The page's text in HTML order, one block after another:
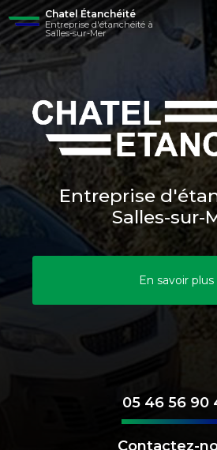
Aller
au
contenu
principal
Chatel Étanchéité
Entreprise d'étanchéité à
Salles-sur-Mer
Entreprise
Salles-sur-
En savoir plus
05 46 56 90
Contactez-